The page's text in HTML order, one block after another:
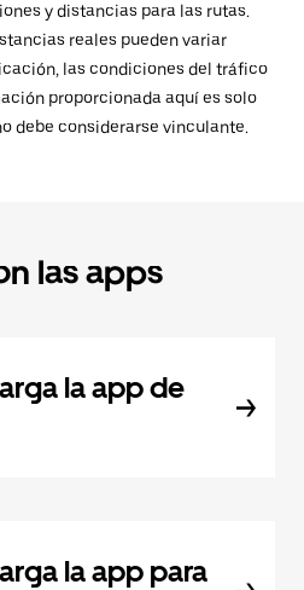
y distancias para las rutas.
reales pueden variar
las condiciones del tráfico
proporcionada aquí es solo
debe considerarse vinculante.
las apps
la app de
la app para